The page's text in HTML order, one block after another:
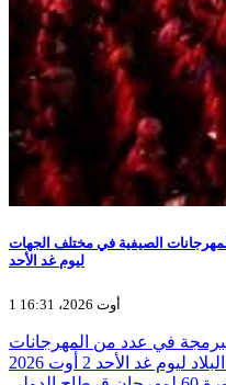
الصيفية في مختلف الجهات
ليوم غد الأحد
1 أوت 2026، 16:31
في عدد من المهرجانات
الصيفية الدولية في مختلف جهات البلاد ليوم غد الأحد 2 أوت 2026